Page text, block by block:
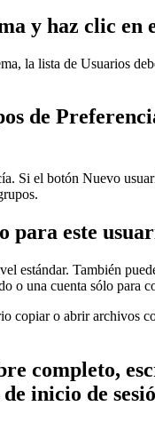
y haz clic en
la lista de Usuarios
de
Si el botón Nuevo
para este
estándar. También
o una cuenta sólo para
copiar o abrir archivos
completo,
inicio de